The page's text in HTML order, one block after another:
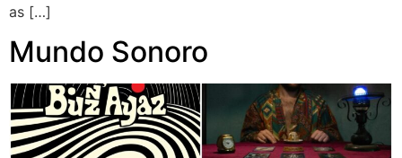
as […]
Mundo Sonoro